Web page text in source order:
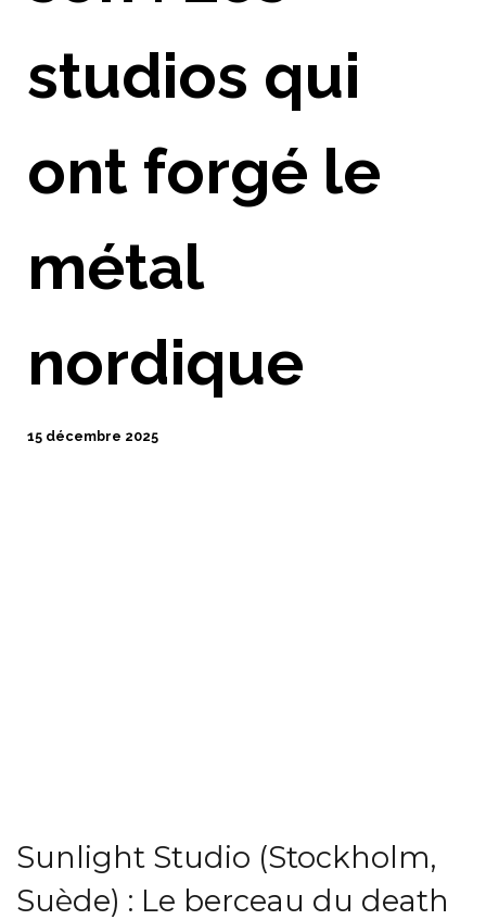
studios qui
ont forgé le
métal
nordique
15 décembre 2025
Sunlight Studio (Stockholm,
Suède) : Le berceau du death